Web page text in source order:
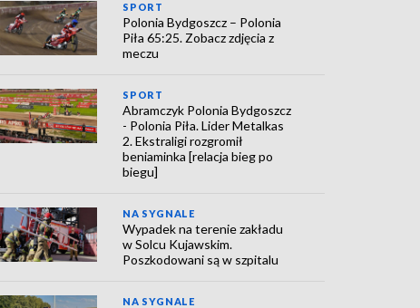
SPORT
Polonia Bydgoszcz – Polonia
Piła 65:25. Zobacz zdjęcia z
meczu
SPORT
Abramczyk Polonia Bydgoszcz
- Polonia Piła. Lider Metalkas
2. Ekstraligi rozgromił
beniaminka [relacja bieg po
biegu]
NA SYGNALE
Wypadek na terenie zakładu
w Solcu Kujawskim.
Poszkodowani są w szpitalu
NA SYGNALE